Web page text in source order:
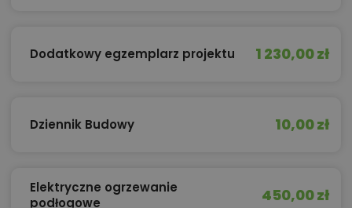
Dodatkowy egzemplarz projektu 1 230,00 zł
Dziennik Budowy 10,00 zł
Elektryczne ogrzewanie
podłogowe
450,00 zł